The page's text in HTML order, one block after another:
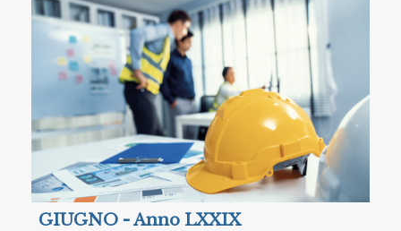
GIUGNO - Anno LXXIX